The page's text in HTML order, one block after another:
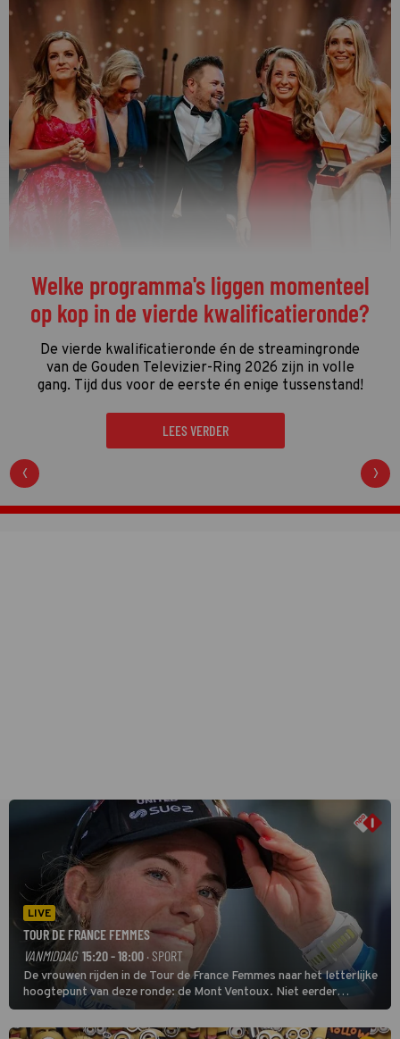
De streamingtip van de week: The
Idaho Murders: College Nightmare op
Netflix
De driedelige documentaireThe Idaho Murders:
College Nightmaregaat over een van de gruwelijkste
moordzaken van de laatste jaren en is een
regelrechte hit op Netflix.
LIVE
TOUR DE FRANCE FEMMES
VANMIDDAG 15:20 - 18:00 · SPORT
De vrouwen rijden in de Tour de France Femmes naar het letterlijke
hoogtepunt van deze ronde: de Mont Ventoux. Niet eerder
finishten de vrouwen voor deze koers op deze kale col uit de
buitencategorie. De aanloop naar de slotklim is vlak.